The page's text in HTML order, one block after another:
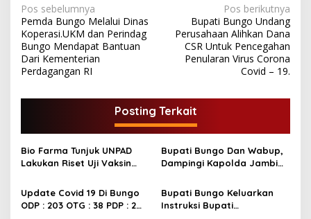
N
a
v
i
s
i
p
o
s
Pos sebelumnya
Pemda Bungo Melalui Dinas
Koperasi.UKM dan Perindag
Bungo Mendapat Bantuan
Dari Kementerian
Perdagangan RI
Pos berikutnya
Bupati Bungo Undang
Perusahaan Alihkan Dana
CSR Untuk Pencegahan
Penularan Virus Corona
Covid – 19.
Posting Terkait
Bio Farma Tunjuk UNPAD
Lakukan Riset Uji Vaksin
Bupati Bungo Dan Wabup,
Dampingi Kapolda Jambi
Update Covid 19 Di Bungo
ODP : 203 OTG : 38 PDP : 2
Bupati Bungo Keluarkan
Instruksi Bupati